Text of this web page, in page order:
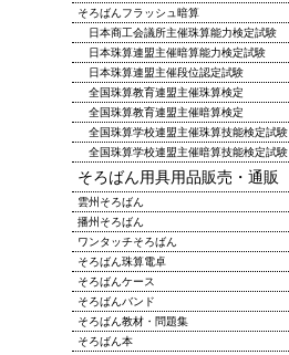
そろばんフラッシュ暗算
日本商工会議所主催珠算能力検定試験
日本珠算連盟主催暗算能力検定試験
日本珠算連盟主催段位認定試験
全国珠算教育連盟主催珠算検定
全国珠算教育連盟主催暗算検定
全国珠算学校連盟主催珠算技能検定試験
全国珠算学校連盟主催暗算技能検定試験
そろばん用具用品販売・通販
雲州そろばん
播州そろばん
ワンタッチそろばん
そろばん珠算電卓
そろばんケース
そろばんバンド
そろばん教材・問題集
そろばん本